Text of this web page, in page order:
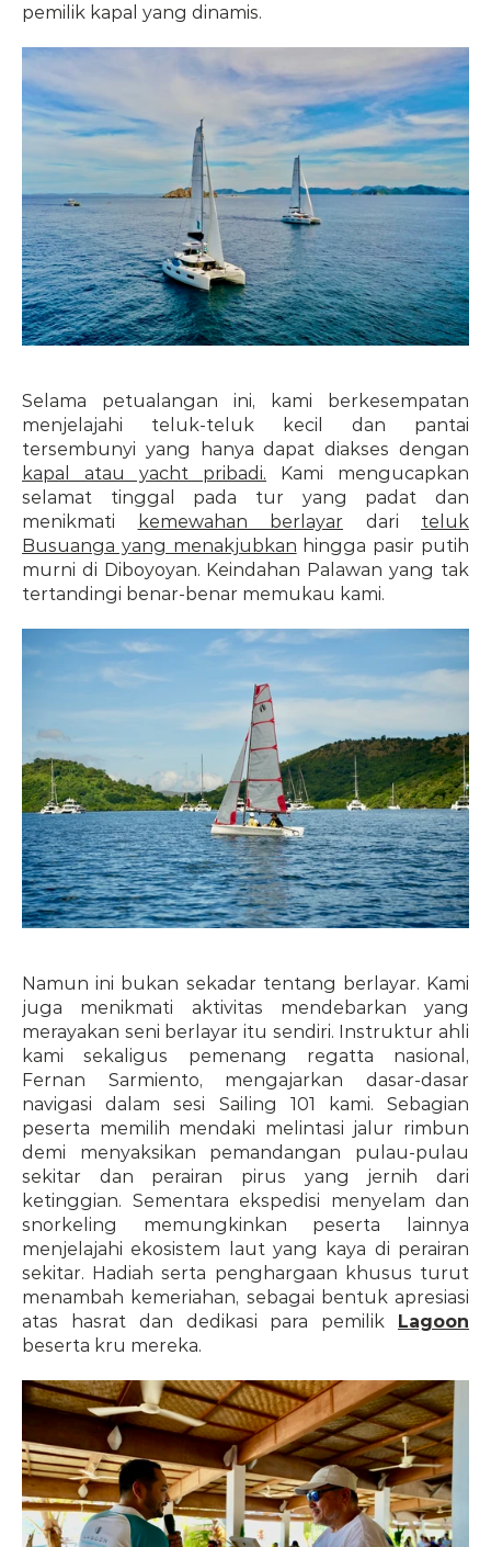
pemilik kapal yang dinamis.
Selama petualangan ini, kami berkesempatan
menjelajahi teluk-teluk kecil dan pantai
kapal atau yacht pribadi. Kami mengucapkan
selamat tinggal pada tur yang padat dan
menikmati
kemewahan berlayar dari teluk
Busuanga yang menakjubkan hingga pasir putih
murni di Diboyoyan. Keindahan Palawan yang tak
tertandingi benar-benar memukau kami.
Namun ini bukan sekadar tentang berlayar. Kami
juga menikmati aktivitas mendebarkan yang
merayakan seni berlayar itu sendiri. Instruktur ahli
kami sekaligus pemenang regatta nasional,
Fernan Sarmiento, mengajarkan dasar-dasar
navigasi dalam sesi Sailing 101 kami. Sebagian
peserta memilih mendaki melintasi jalur rimbun
demi menyaksikan pemandangan pulau-pulau
sekitar dan perairan pirus yang jernih dari
ketinggian. Sementara ekspedisi menyelam dan
snorkeling memungkinkan peserta lainnya
menjelajahi ekosistem laut yang kaya di perairan
sekitar. Hadiah serta penghargaan khusus turut
menambah kemeriahan, sebagai bentuk apresiasi
atas hasrat dan dedikasi para pemilik Lagoon
beserta kru mereka.